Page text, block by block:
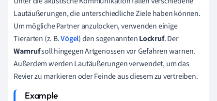
Lautäußerungen, die unterschiedliche Ziele haben können.
Um mögliche Partner anzulocken, verwenden einige
Tierarten (z. B.Vögel) den sogenanntenLockruf. Der
Warnrufsoll hingegen Artgenossen vor Gefahren warnen.
Außerdem werden Lautäußerungen verwendet, um das
Revier zu markieren oder Feinde aus diesem zu vertreiben.